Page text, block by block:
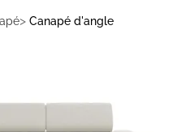
> Canapé d'angle